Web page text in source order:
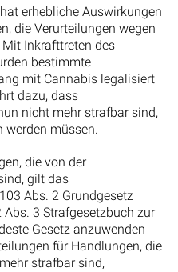
erhebliche Auswirkungen
die Verurteilungen wegen
Inkrafttreten des
bestimmte
mit Cannabis legalisiert
dazu, dass
nicht mehr strafbar sind,
werden müssen.
die von der
gilt das
Abs. 2 Grundgesetz
3 Strafgesetzbuch zur
Gesetz anzuwenden
für Handlungen, die
strafbar sind,